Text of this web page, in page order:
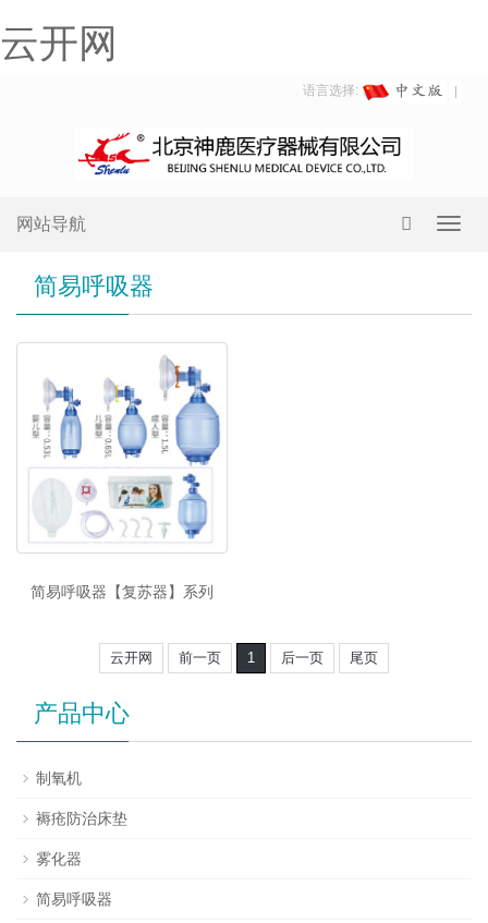
云开网
语言选择:
网站导航
简易呼吸器
简易呼吸器【复苏器】系列
云开网 前一页 1 后一页 尾页
产品中心
制氧机
褥疮防治床垫
雾化器
简易呼吸器